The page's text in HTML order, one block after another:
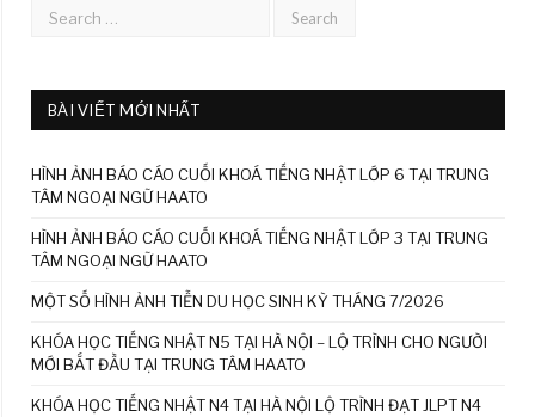
BÀI VIẾT MỚI NHẤT
HÌNH ẢNH BÁO CÁO CUỐI KHOÁ TIẾNG NHẬT LỚP 6 TẠI TRUNG
TÂM NGOẠI NGỮ HAATO
HÌNH ẢNH BÁO CÁO CUỐI KHOÁ TIẾNG NHẬT LỚP 3 TẠI TRUNG
TÂM NGOẠI NGỮ HAATO
MỘT SỐ HÌNH ẢNH TIỄN DU HỌC SINH KỲ THÁNG 7/2026
KHÓA HỌC TIẾNG NHẬT N5 TẠI HÀ NỘI – LỘ TRÌNH CHO NGƯỜI
MỚI BẮT ĐẦU TẠI TRUNG TÂM HAATO
KHÓA HỌC TIẾNG NHẬT N4 TẠI HÀ NỘI LỘ TRÌNH ĐẠT JLPT N4